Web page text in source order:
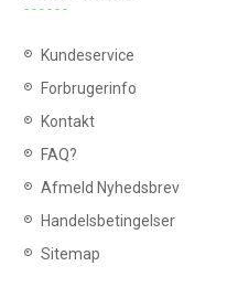
Kundeservice
Forbrugerinfo
Kontakt
FAQ?
Afmeld Nyhedsbrev
Handelsbetingelser
Sitemap